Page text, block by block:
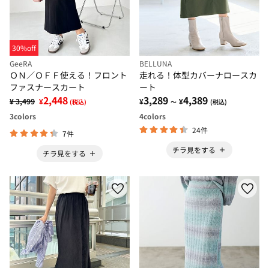
30%off
GeeRA
ＯＮ／ＯＦＦ使える！フロント
ファスナースカート
¥ 3,499 ¥2,448 (税込)
3colors
7件
チラ見をする
BELLUNA
走れる！体型カバーナロースカ
ート
¥3,289 ～ ¥4,389 (税込)
4colors
24件
チラ見をする